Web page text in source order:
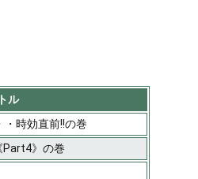
ル
時効直前!!の巻
Part4》の巻